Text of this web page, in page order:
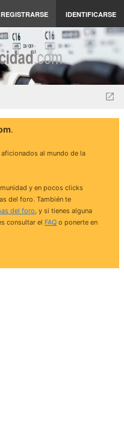
REGISTRARSE IDENTIFICARSE
.
al mundo de la
y en pocos clicks
del foro. También te
del foro, y si tienes alguna
consultar el FAQ o ponerte en